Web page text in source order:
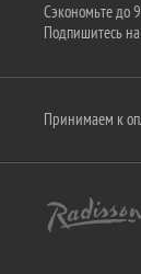
Сэкономьте до
Подпишитесь
Принимаем к